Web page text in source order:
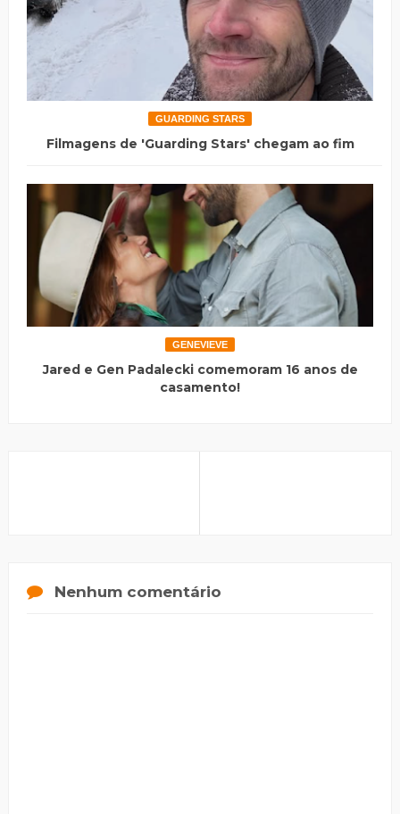
GUARDING STARS
Filmagens de 'Guarding Stars' chegam ao fim
GENEVIEVE
Jared e Gen Padalecki comemoram 16 anos de
casamento!
Nenhum comentário